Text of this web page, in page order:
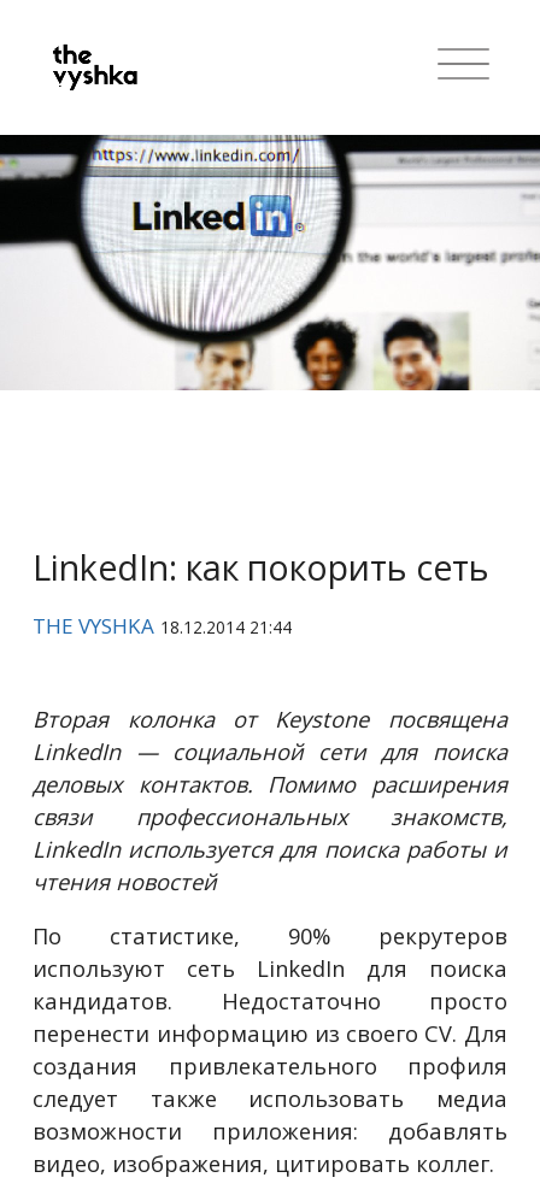
LinkedIn: как покорить сеть
THE VYSHKA 18.12.2014 21:44
Вторая колонка от Keystone посвящена
LinkedIn — социальной сети для поиска
деловых контактов. Помимо расширения
связи профессиональных знакомств,
LinkedIn используется для поиска работы и
чтения новостей
По статистике, 90% рекрутеров
используют сеть LinkedIn для поиска
кандидатов. Недостаточно просто
перенести информацию из своего CV. Для
создания привлекательного профиля
следует также использовать медиа
возможности приложения: добавлять
видео, изображения, цитировать коллег.